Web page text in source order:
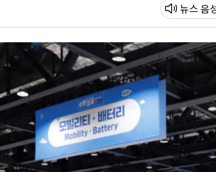
뉴스 음